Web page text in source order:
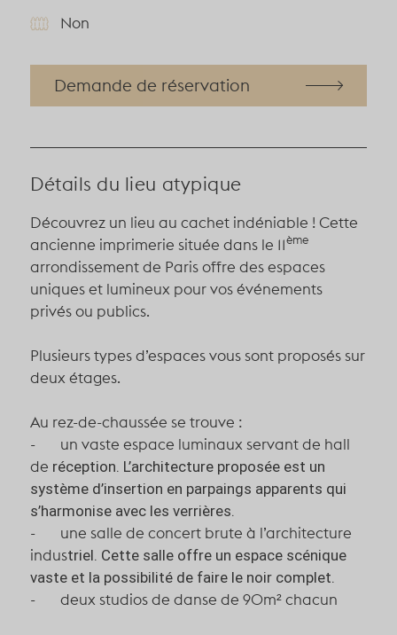
Non
Demande de réservation
Détails du lieu atypique
Découvrez un lieu au cachet indéniable ! Cette
ancienne imprimerie située dans le 11ème
arrondissement de Paris offre des espaces
uniques et lumineux pour vos événements
privés ou publics.
Plusieurs types d’espaces vous sont proposés sur
deux étages.
Au rez-de-chaussée se trouve :
-
un vaste espace luminaux servant de hall
de réception. L’architecture proposée est un
système d’insertion en parpaings apparents qui
s’harmonise avec les verrières.
-
une salle de concert brute à l’architecture
industriel. Cette salle offre un espace scénique
vaste et la possibilité de faire le noir complet.
- deux studios de danse de 90m² chacun